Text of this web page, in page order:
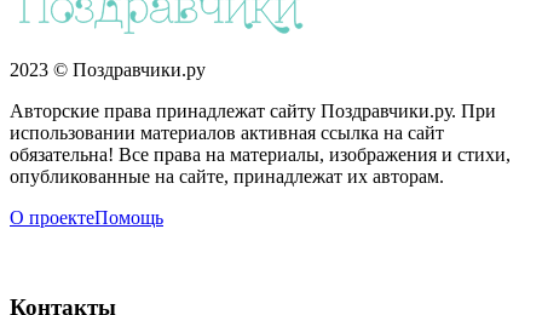
2023 © Поздравчики.ру
Авторские права принадлежат сайту Поздравчики.ру. При
использовании материалов активная ссылка на сайт
обязательна! Все права на материалы, изображения и стихи,
опубликованные на сайте, принадлежат их авторам.
О проектеПомощь
Контакты